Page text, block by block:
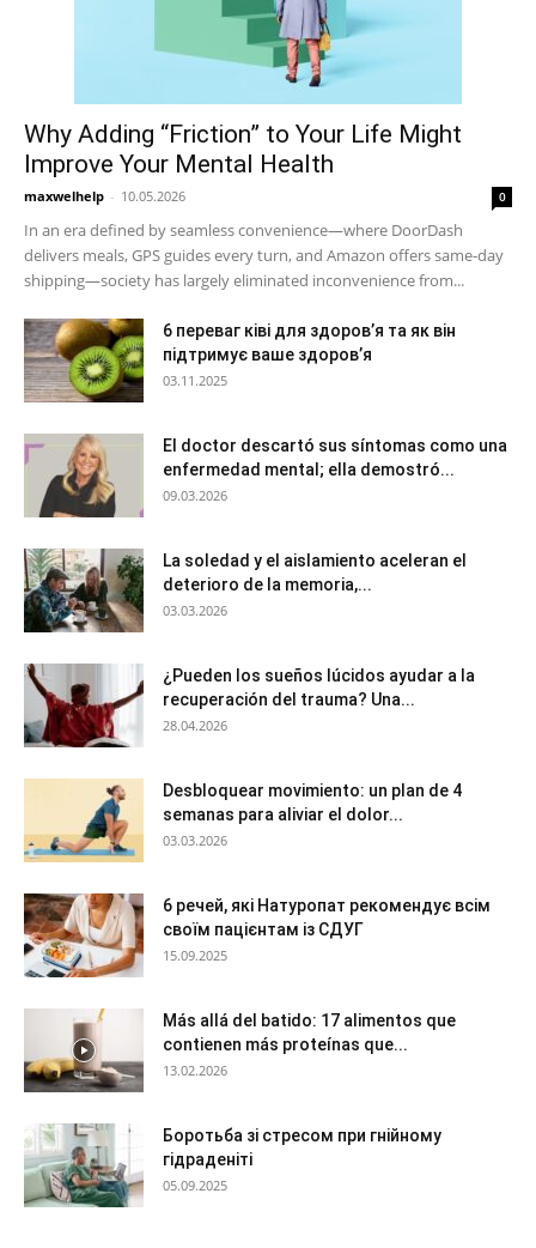
Why Adding “Friction” to Your Life Might
Improve Your Mental Health
maxwelhelp - 10.05.2026 0
In an era defined by seamless convenience—where DoorDash
delivers meals, GPS guides every turn, and Amazon offers same-day
shipping—society has largely eliminated inconvenience from...
6 переваг ківі для здоров’я та як він
підтримує ваше здоров’я
03.11.2025
El doctor descartó sus síntomas como una
enfermedad mental; ella demostró...
09.03.2026
La soledad y el aislamiento aceleran el
deterioro de la memoria,...
03.03.2026
¿Pueden los sueños lúcidos ayudar a la
recuperación del trauma? Una...
28.04.2026
Desbloquear movimiento: un plan de 4
semanas para aliviar el dolor...
03.03.2026
6 речей, які Натуропат рекомендує всім
своїм пацієнтам із СДУГ
15.09.2025
Más allá del batido: 17 alimentos que
contienen más proteínas que...
13.02.2026
Боротьба зі стресом при гнійному
гідраденіті
05.09.2025